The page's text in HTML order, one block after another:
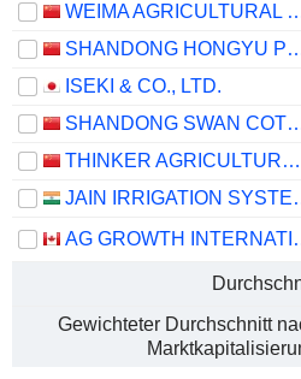
WEIMA AGRICULTURAL
SHANDONG HONGYU PRECISION
ISEKI & CO., LTD.
SHANDONG SWAN COTTONINDUSTRIAL
THINKER AGRICULTURAL MACHINERY CO., LTD.
JAIN
AG
Gewichteter Durchschnitt